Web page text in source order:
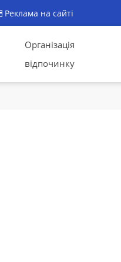
Реклама на сайті
Організація
відпочинку